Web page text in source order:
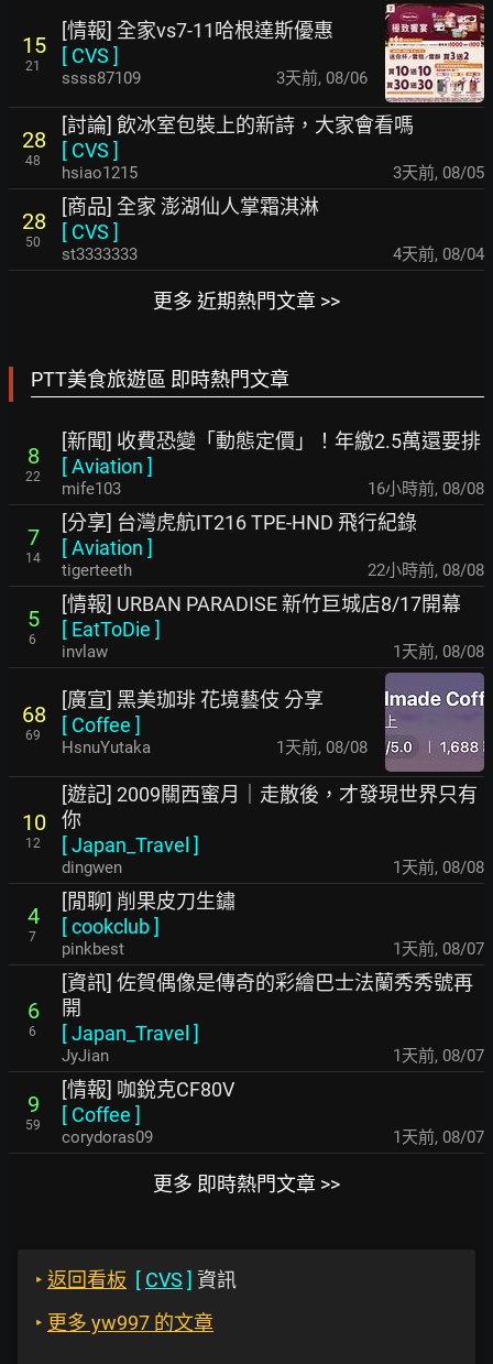
15
21
[情報] 全家vs7-11哈根達斯優惠
[ CVS ]
ssss87109 3天前, 08/06
28
48
[討論] 飲冰室包裝上的新詩，大家會看嗎
[ CVS ]
hsiao1215 3天前, 08/05
28
50
[商品] 全家 澎湖仙人掌霜淇淋
[ CVS ]
st3333333 4天前, 08/04
更多 近期熱門文章 >>
PTT美食旅遊區 即時熱門文章
8
22
[新聞] 收費恐變「動態定價」！年繳2.5萬還要排
[Aviation ]
mife103 16小時前, 08/08
7
14
[分享] 台灣虎航IT216 TPE-HND 飛行紀錄
[Aviation ]
tigerteeth 22小時前, 08/08
5
6
[情報] URBAN PARADISE 新竹巨城店8/17開幕
[ EatToDie ]
invlaw 1天前, 08/08
68
69
[廣宣] 黑美珈琲 花境藝伎 分享
[ Coffee ]
HsnuYutaka 1天前, 08/08
10
12
[遊記] 2009關西蜜月｜走散後，才發現世界只有
你
[Japan_Travel ]
dingwen 1天前, 08/08
4
7
[閒聊] 削果皮刀生鏽
[cookclub]
pinkbest 1天前, 08/07
6
6
[資訊] 佐賀偶像是傳奇的彩繪巴士法蘭秀秀號再
開
[Japan_Travel ]
JyJian 1天前, 08/07
9
59
[情報] 咖銳克CF80V
[ Coffee ]
corydoras09 1天前, 08/07
更多 即時熱門文章 >>
‣ 返回看板 [ CVS ] 資訊
‣ 更多 yw997 的文章